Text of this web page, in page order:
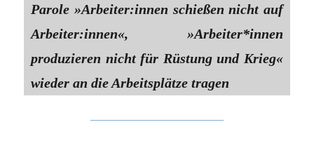
Parole »Arbeiter:innen schießen nicht auf
Arbeiter:innen«, »Arbeiter*innen
produzieren nicht für Rüstung und Krieg«
wieder an die Arbeitsplätze tragen